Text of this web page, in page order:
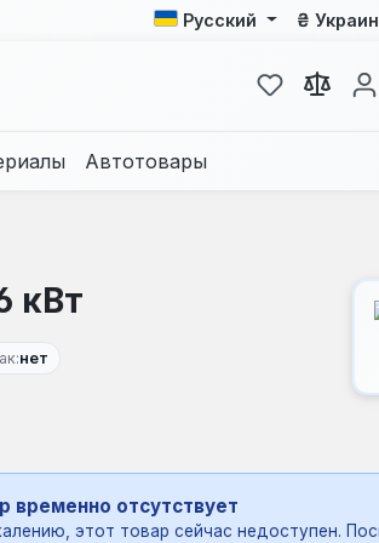
Русский ₴
У вас
Автотовары
кВт
нет
временно отсутствует
этот товар сейчас недоступен.